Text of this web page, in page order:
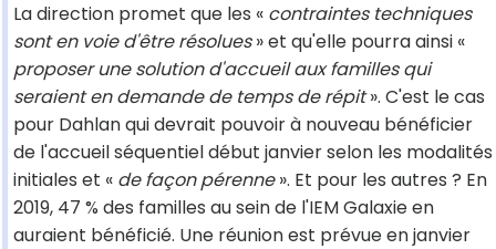
La direction promet que les « contraintes techniques
sont en voie d'être résolues» et qu'elle pourra ainsi «
proposer une solution d'accueil aux familles qui
seraient en demande de temps de répit». C'est le cas
pour Dahlan qui devrait pouvoir à nouveau bénéficier
de l'accueil séquentiel début janvier selon les modalités
initiales et « de façon pérenne». Et pour les autres ? En
2019, 47 % des familles au sein de l'IEM Galaxie en
auraient bénéficié. Une réunion est prévue en janvier